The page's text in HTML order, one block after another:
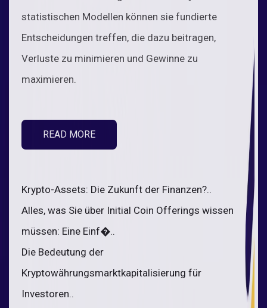
statistischen Modellen können sie fundierte
Entscheidungen treffen, die dazu beitragen,
Verluste zu minimieren und Gewinne zu
maximieren.
READ MORE
Krypto-Assets: Die Zukunft der Finanzen?..
Alles, was Sie über Initial Coin Offerings wissen
müssen: Eine Einf�..
Die Bedeutung der
Kryptowährungsmarktkapitalisierung für
Investoren..